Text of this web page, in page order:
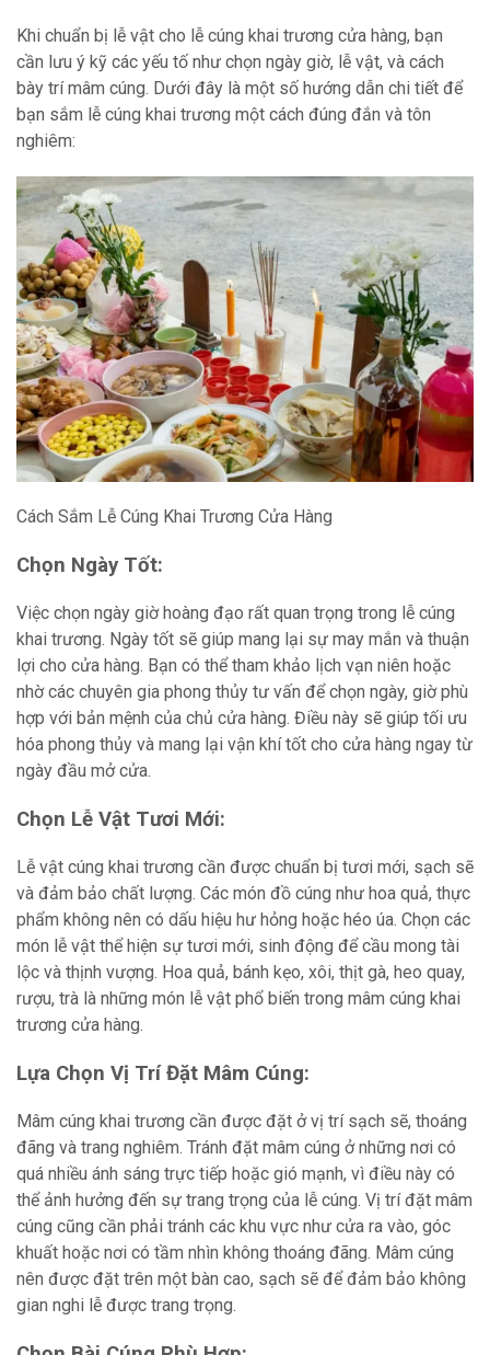
Khi chuẩn bị lễ vật cho lễ cúng khai trương cửa hàng, bạn
cần lưu ý kỹ các yếu tố như chọn ngày giờ, lễ vật, và cách
bày trí mâm cúng. Dưới đây là một số hướng dẫn chi tiết để
bạn sắm lễ cúng khai trương một cách đúng đắn và tôn
nghiêm:
Cách Sắm Lễ Cúng Khai Trương Cửa Hàng
Chọn Ngày Tốt:
Việc chọn ngày giờ hoàng đạo rất quan trọng trong lễ cúng
khai trương. Ngày tốt sẽ giúp mang lại sự may mắn và thuận
lợi cho cửa hàng. Bạn có thể tham khảo lịch vạn niên hoặc
nhờ các chuyên gia phong thủy tư vấn để chọn ngày, giờ phù
hợp với bản mệnh của chủ cửa hàng. Điều này sẽ giúp tối ưu
hóa phong thủy và mang lại vận khí tốt cho cửa hàng ngay từ
ngày đầu mở cửa.
Chọn Lễ Vật Tươi Mới:
Lễ vật cúng khai trương cần được chuẩn bị tươi mới, sạch sẽ
và đảm bảo chất lượng. Các món đồ cúng như hoa quả, thực
phẩm không nên có dấu hiệu hư hỏng hoặc héo úa. Chọn các
món lễ vật thể hiện sự tươi mới, sinh động để cầu mong tài
lộc và thịnh vượng. Hoa quả, bánh kẹo, xôi, thịt gà, heo quay,
rượu, trà là những món lễ vật phổ biến trong mâm cúng khai
trương cửa hàng.
Lựa Chọn Vị Trí Đặt Mâm Cúng:
Mâm cúng khai trương cần được đặt ở vị trí sạch sẽ, thoáng
đãng và trang nghiêm. Tránh đặt mâm cúng ở những nơi có
quá nhiều ánh sáng trực tiếp hoặc gió mạnh, vì điều này có
thể ảnh hưởng đến sự trang trọng của lễ cúng. Vị trí đặt mâm
cúng cũng cần phải tránh các khu vực như cửa ra vào, góc
khuất hoặc nơi có tầm nhìn không thoáng đãng. Mâm cúng
nên được đặt trên một bàn cao, sạch sẽ để đảm bảo không
gian nghi lễ được trang trọng.